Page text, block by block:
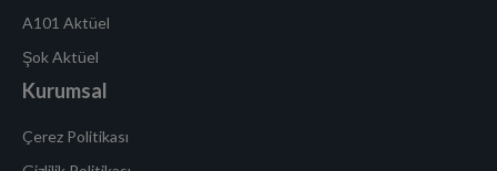
A101 Aktüel
Şok Aktüel
Kurumsal
Çerez Politikası